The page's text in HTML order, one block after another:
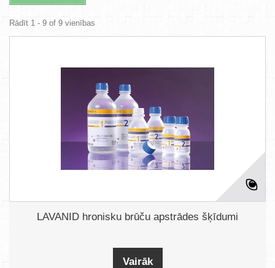
Rādīt 1 - 9 of 9 vienības
LAVANID hronisku brūču apstrādes šķīdumi
Vairāk